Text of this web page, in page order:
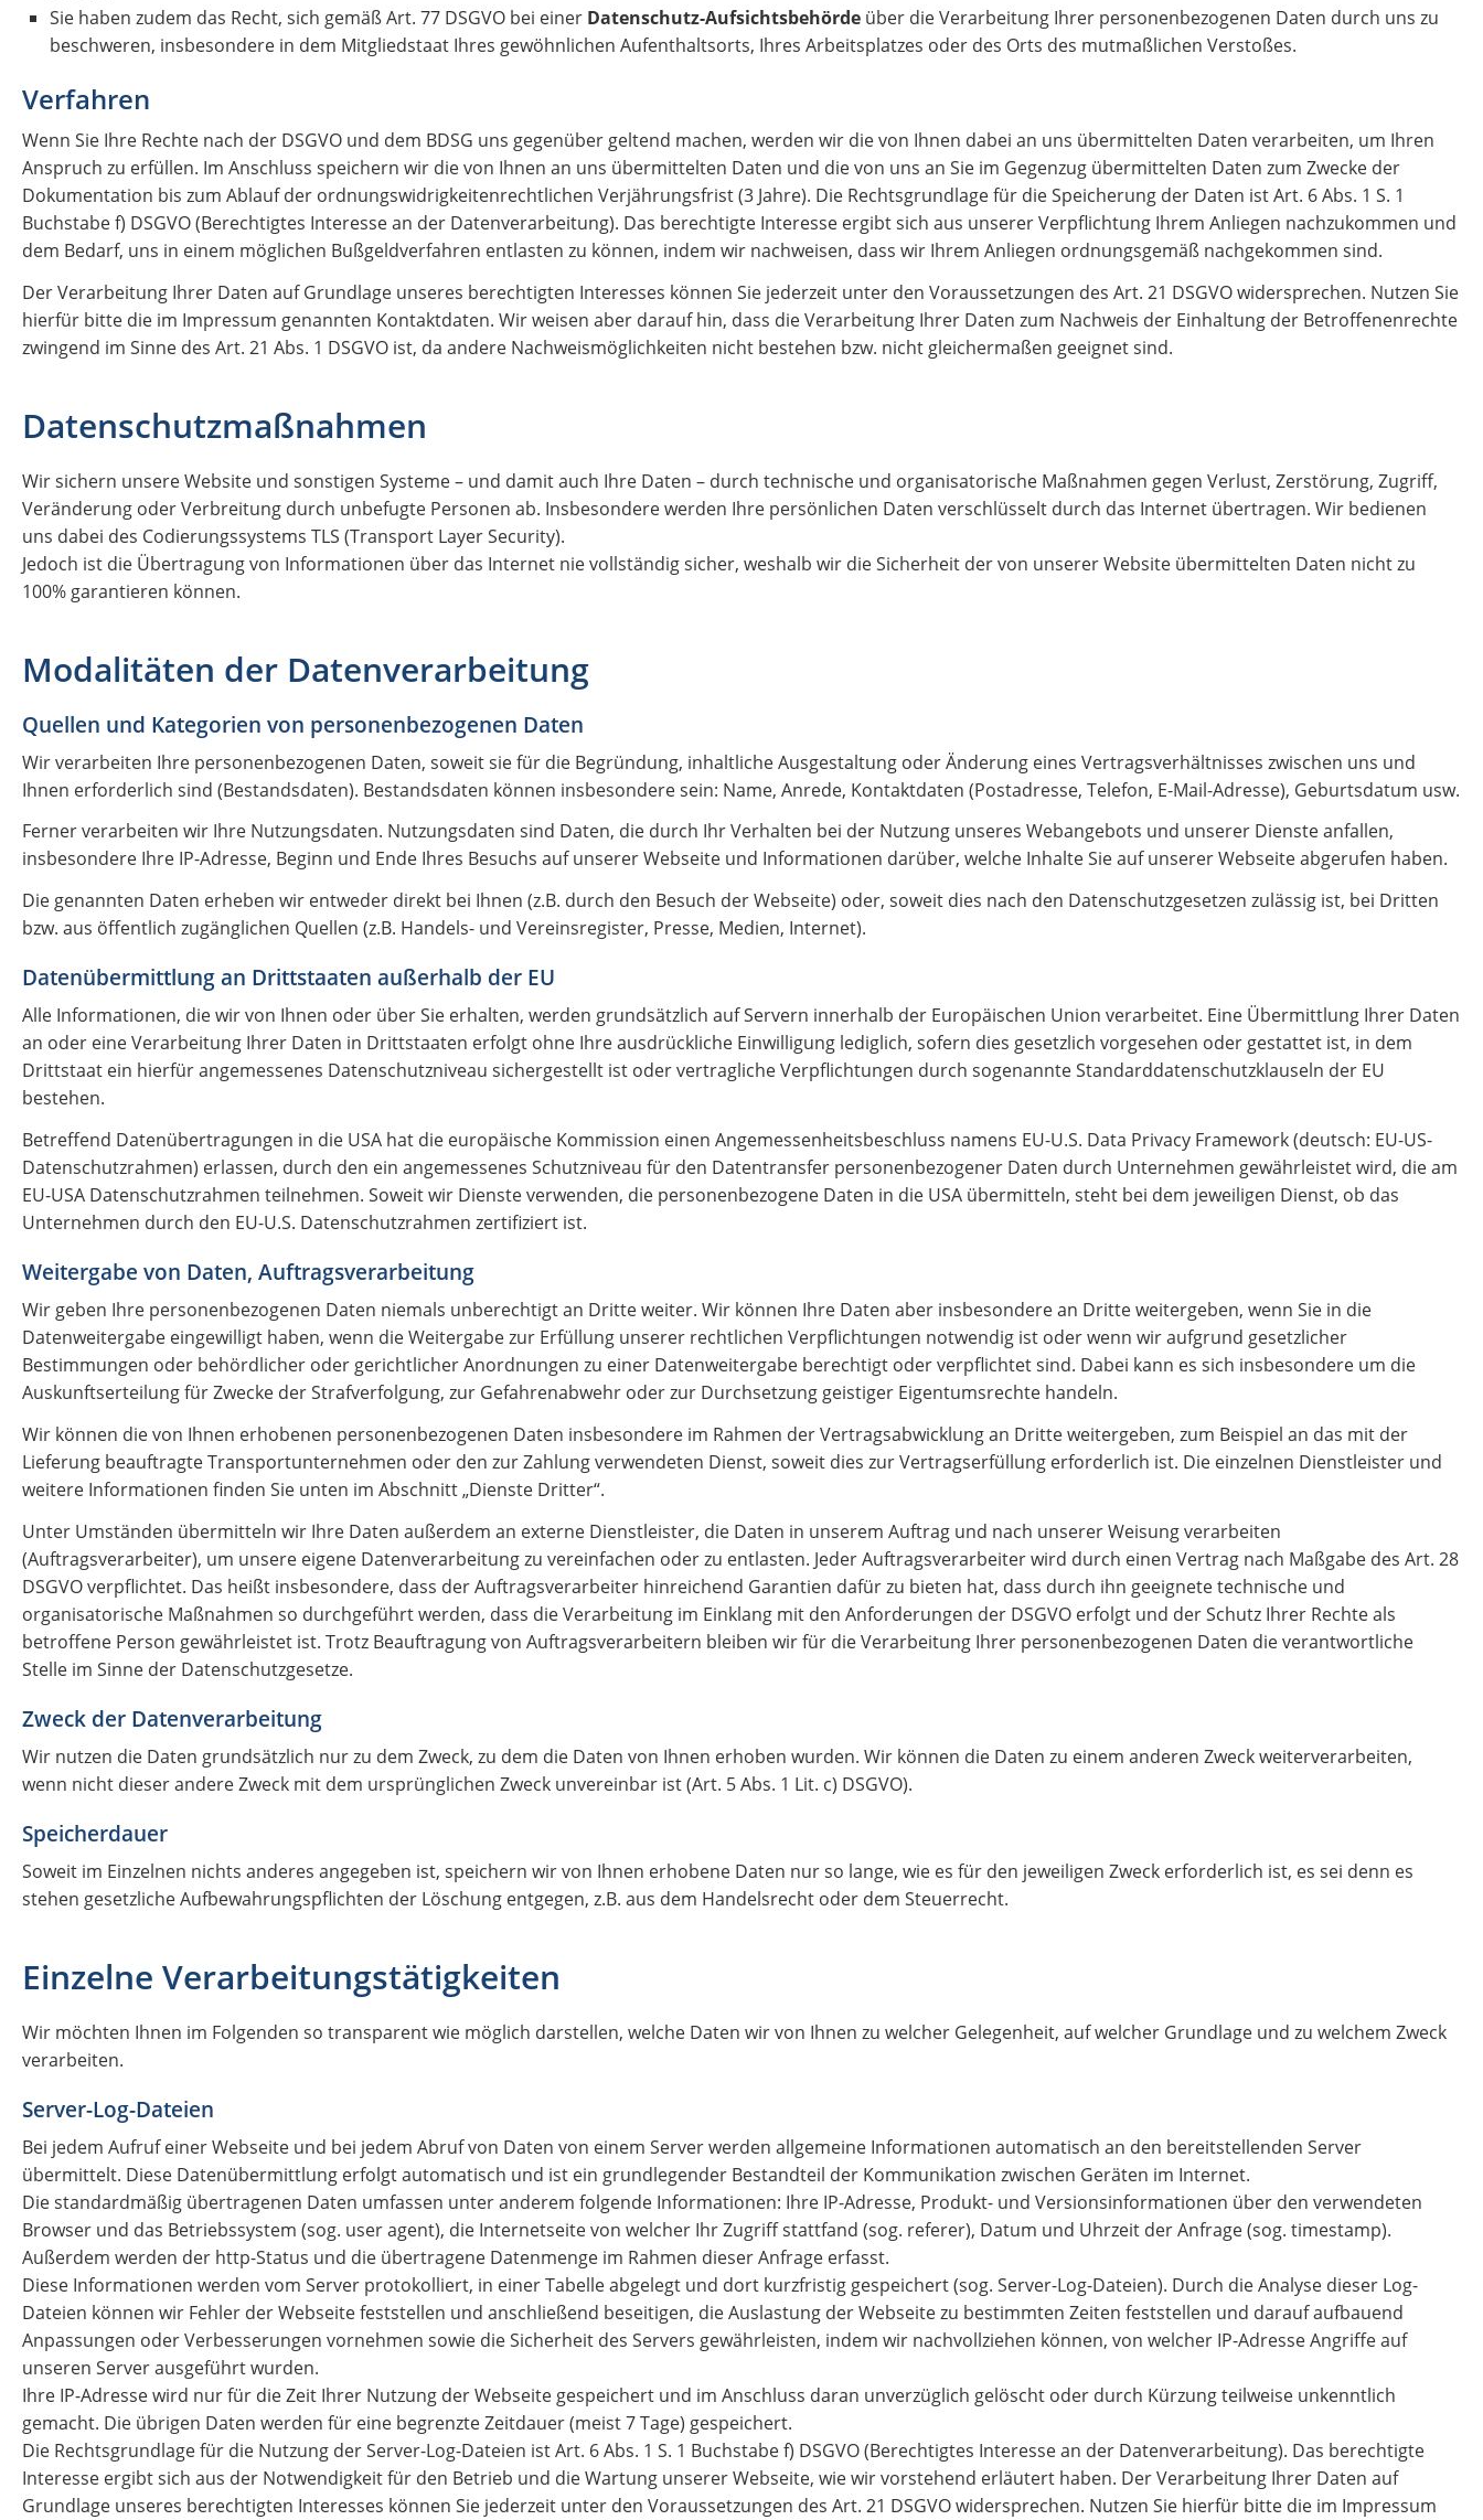
Sie haben zudem das Recht, sich gemäß Art. 77 DSGVO bei einer Datenschutz-Aufsichtsbehörde über die Verarbeitung Ihrer personenbezogenen Daten durch uns zu
beschweren, insbesondere in dem Mitgliedstaat Ihres gewöhnlichen Aufenthaltsorts, Ihres Arbeitsplatzes oder des Orts des mutmaßlichen Verstoßes.
Verfahren
Wenn Sie Ihre Rechte nach der DSGVO und dem BDSG uns gegenüber geltend machen, werden wir die von Ihnen dabei an uns übermittelten Daten verarbeiten, um Ihren
Anspruch zu erfüllen. Im Anschluss speichern wir die von Ihnen an uns übermittelten Daten und die von uns an Sie im Gegenzug übermittelten Daten zum Zwecke der
Dokumentation bis zum Ablauf der ordnungswidrigkeitenrechtlichen Verjährungsfrist (3 Jahre). Die Rechtsgrundlage für die Speicherung der Daten ist Art. 6 Abs. 1 S. 1
Buchstabe f) DSGVO (Berechtigtes Interesse an der Datenverarbeitung). Das berechtigte Interesse ergibt sich aus unserer Verpflichtung Ihrem Anliegen nachzukommen und
dem Bedarf, uns in einem möglichen Bußgeldverfahren entlasten zu können, indem wir nachweisen, dass wir Ihrem Anliegen ordnungsgemäß nachgekommen sind.
Der Verarbeitung Ihrer Daten auf Grundlage unseres berechtigten Interesses können Sie jederzeit unter den Voraussetzungen des Art. 21 DSGVO widersprechen. Nutzen Sie
hierfür bitte die im Impressum genannten Kontaktdaten. Wir weisen aber darauf hin, dass die Verarbeitung Ihrer Daten zum Nachweis der Einhaltung der Betroffenenrechte
zwingend im Sinne des Art. 21 Abs. 1 DSGVO ist, da andere Nachweismöglichkeiten nicht bestehen bzw. nicht gleichermaßen geeignet sind.
Datenschutzmaßnahmen
Wir sichern unsere Website und sonstigen Systeme – und damit auch Ihre Daten – durch technische und organisatorische Maßnahmen gegen Verlust, Zerstörung, Zugriff,
Veränderung oder Verbreitung durch unbefugte Personen ab. Insbesondere werden Ihre persönlichen Daten verschlüsselt durch das Internet übertragen. Wir bedienen
uns dabei des Codierungssystems TLS (Transport Layer Security).
Jedoch ist die Übertragung von Informationen über das Internet nie vollständig sicher, weshalb wir die Sicherheit der von unserer Website übermittelten Daten nicht zu
100% garantieren können.
Modalitäten der Datenverarbeitung
Quellen und Kategorien von personenbezogenen Daten
Wir verarbeiten Ihre personenbezogenen Daten, soweit sie für die Begründung, inhaltliche Ausgestaltung oder Änderung eines Vertragsverhältnisses zwischen uns und
Ihnen erforderlich sind (Bestandsdaten). Bestandsdaten können insbesondere sein: Name, Anrede, Kontaktdaten (Postadresse, Telefon, E-Mail-Adresse), Geburtsdatum usw.
Ferner verarbeiten wir Ihre Nutzungsdaten. Nutzungsdaten sind Daten, die durch Ihr Verhalten bei der Nutzung unseres Webangebots und unserer Dienste anfallen,
insbesondere Ihre IP-Adresse, Beginn und Ende Ihres Besuchs auf unserer Webseite und Informationen darüber, welche Inhalte Sie auf unserer Webseite abgerufen haben.
Die genannten Daten erheben wir entweder direkt bei Ihnen (z.B. durch den Besuch der Webseite) oder, soweit dies nach den Datenschutzgesetzen zulässig ist, bei Dritten
bzw. aus öffentlich zugänglichen Quellen (z.B. Handels- und Vereinsregister, Presse, Medien, Internet).
Datenübermittlung an Drittstaaten außerhalb der EU
Alle Informationen, die wir von Ihnen oder über Sie erhalten, werden grundsätzlich auf Servern innerhalb der Europäischen Union verarbeitet. Eine Übermittlung Ihrer Daten
an oder eine Verarbeitung Ihrer Daten in Drittstaaten erfolgt ohne Ihre ausdrückliche Einwilligung lediglich, sofern dies gesetzlich vorgesehen oder gestattet ist, in dem
Drittstaat ein hierfür angemessenes Datenschutzniveau sichergestellt ist oder vertragliche Verpflichtungen durch sogenannte Standarddatenschutzklauseln der EU
bestehen.
Betreffend Datenübertragungen in die USA hat die europäische Kommission einen Angemessenheitsbeschluss namens EU-U.S. Data Privacy Framework (deutsch: EU-US-
Datenschutzrahmen) erlassen, durch den ein angemessenes Schutzniveau für den Datentransfer personenbezogener Daten durch Unternehmen gewährleistet wird, die am
EU-USA Datenschutzrahmen teilnehmen. Soweit wir Dienste verwenden, die personenbezogene Daten in die USA übermitteln, steht bei dem jeweiligen Dienst, ob das
Unternehmen durch den EU-U.S. Datenschutzrahmen zertifiziert ist.
Weitergabe von Daten, Auftragsverarbeitung
Wir geben Ihre personenbezogenen Daten niemals unberechtigt an Dritte weiter. Wir können Ihre Daten aber insbesondere an Dritte weitergeben, wenn Sie in die
Datenweitergabe eingewilligt haben, wenn die Weitergabe zur Erfüllung unserer rechtlichen Verpflichtungen notwendig ist oder wenn wir aufgrund gesetzlicher
Bestimmungen oder behördlicher oder gerichtlicher Anordnungen zu einer Datenweitergabe berechtigt oder verpflichtet sind. Dabei kann es sich insbesondere um die
Auskunftserteilung für Zwecke der Strafverfolgung, zur Gefahrenabwehr oder zur Durchsetzung geistiger Eigentumsrechte handeln.
Wir können die von Ihnen erhobenen personenbezogenen Daten insbesondere im Rahmen der Vertragsabwicklung an Dritte weitergeben, zum Beispiel an das mit der
Lieferung beauftragte Transportunternehmen oder den zur Zahlung verwendeten Dienst, soweit dies zur Vertragserfüllung erforderlich ist. Die einzelnen Dienstleister und
weitere Informationen finden Sie unten im Abschnitt „Dienste Dritter“.
Unter Umständen übermitteln wir Ihre Daten außerdem an externe Dienstleister, die Daten in unserem Auftrag und nach unserer Weisung verarbeiten
(Auftragsverarbeiter), um unsere eigene Datenverarbeitung zu vereinfachen oder zu entlasten. Jeder Auftragsverarbeiter wird durch einen Vertrag nach Maßgabe des Art. 28
DSGVO verpflichtet. Das heißt insbesondere, dass der Auftragsverarbeiter hinreichend Garantien dafür zu bieten hat, dass durch ihn geeignete technische und
organisatorische Maßnahmen so durchgeführt werden, dass die Verarbeitung im Einklang mit den Anforderungen der DSGVO erfolgt und der Schutz Ihrer Rechte als
betroffene Person gewährleistet ist. Trotz Beauftragung von Auftragsverarbeitern bleiben wir für die Verarbeitung Ihrer personenbezogenen Daten die verantwortliche
Stelle im Sinne der Datenschutzgesetze.
Zweck der Datenverarbeitung
Wir nutzen die Daten grundsätzlich nur zu dem Zweck, zu dem die Daten von Ihnen erhoben wurden. Wir können die Daten zu einem anderen Zweck weiterverarbeiten,
wenn nicht dieser andere Zweck mit dem ursprünglichen Zweck unvereinbar ist (Art. 5 Abs. 1 Lit. c) DSGVO).
Speicherdauer
Soweit im Einzelnen nichts anderes angegeben ist, speichern wir von Ihnen erhobene Daten nur so lange, wie es für den jeweiligen Zweck erforderlich ist, es sei denn es
stehen gesetzliche Aufbewahrungspflichten der Löschung entgegen, z.B. aus dem Handelsrecht oder dem Steuerrecht.
Einzelne Verarbeitungstätigkeiten
Wir möchten Ihnen im Folgenden so transparent wie möglich darstellen, welche Daten wir von Ihnen zu welcher Gelegenheit, auf welcher Grundlage und zu welchem Zweck
verarbeiten.
Server-Log-Dateien
Bei jedem Aufruf einer Webseite und bei jedem Abruf von Daten von einem Server werden allgemeine Informationen automatisch an den bereitstellenden Server
übermittelt. Diese Datenübermittlung erfolgt automatisch und ist ein grundlegender Bestandteil der Kommunikation zwischen Geräten im Internet.
Die standardmäßig übertragenen Daten umfassen unter anderem folgende Informationen: Ihre IP-Adresse, Produkt- und Versionsinformationen über den verwendeten
Browser und das Betriebssystem (sog. user agent), die Internetseite von welcher Ihr Zugriff stattfand (sog. referer), Datum und Uhrzeit der Anfrage (sog. timestamp).
Außerdem werden der http-Status und die übertragene Datenmenge im Rahmen dieser Anfrage erfasst.
Diese Informationen werden vom Server protokolliert, in einer Tabelle abgelegt und dort kurzfristig gespeichert (sog. Server-Log-Dateien). Durch die Analyse dieser Log-
Dateien können wir Fehler der Webseite feststellen und anschließend beseitigen, die Auslastung der Webseite zu bestimmten Zeiten feststellen und darauf aufbauend
Anpassungen oder Verbesserungen vornehmen sowie die Sicherheit des Servers gewährleisten, indem wir nachvollziehen können, von welcher IP-Adresse Angriffe auf
unseren Server ausgeführt wurden.
Ihre IP-Adresse wird nur für die Zeit Ihrer Nutzung der Webseite gespeichert und im Anschluss daran unverzüglich gelöscht oder durch Kürzung teilweise unkenntlich
gemacht. Die übrigen Daten werden für eine begrenzte Zeitdauer (meist 7 Tage) gespeichert.
Die Rechtsgrundlage für die Nutzung der Server-Log-Dateien ist Art. 6 Abs. 1 S. 1 Buchstabe f) DSGVO (Berechtigtes Interesse an der Datenverarbeitung). Das berechtigte
Interesse ergibt sich aus der Notwendigkeit für den Betrieb und die Wartung unserer Webseite, wie wir vorstehend erläutert haben. Der Verarbeitung Ihrer Daten auf
Grundlage unseres berechtigten Interesses können Sie jederzeit unter den Voraussetzungen des Art. 21 DSGVO widersprechen. Nutzen Sie hierfür bitte die im Impressum